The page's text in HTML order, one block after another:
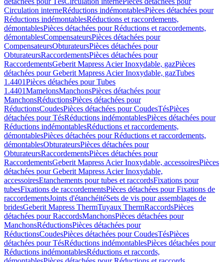
Circulation interneRéductions indémontablesPièces détachées pour
Réductions indémontablesRéductions et raccordements,
démontablesPièces détachées pour Réductions et raccordements,
démontablesCompensateursPièces détachées pour
CompensateursObturateursPièces détachées pour
ObturateursRaccordementsPièces détachées pour
RaccordementsGeberit Mapress Acier Inoxydable, gazPièces
détachées pour Geberit Mapress Acier Inoxydable, gazTubes
1.4401Pièces détachées pour Tubes
1.4401MamelonsManchonsPièces détachées pour
ManchonsRéductionsPièces détachées pour
RéductionsCoudesPièces détachées pour CoudesTésPièces
détachées pour TésRéductions indémontablesPièces détachées pour
Réductions indémontablesRéductions et raccordements,
démontablesPièces détachées pour Réductions et raccordements,
démontablesObturateursPièces détachées pour
ObturateursRaccordementsPièces détachées pour
RaccordementsGeberit Mapress Acier Inoxydable, accessoiresPièces
détachées pour Geberit Mapress Acier Inoxydable,
accessoiresEtanchements pour tubes et raccordsFixations pour
tubesFixations de raccordementsPièces détachées pour Fixations de
raccordementsJoints d'étanchéitéSets de vis pour assemblages de
bridesGeberit Mapress ThermTuyaux ThermRaccordsPièces
détachées pour RaccordsManchonsPièces détachées pour
ManchonsRéductionsPièces détachées pour
RéductionsCoudesPièces détachées pour CoudesTésPièces
détachées pour TésRéductions indémontablesPièces détachées pour
Réductions indémontablesRéductions et raccords,